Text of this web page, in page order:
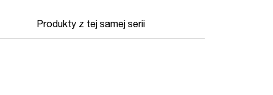
Produkty z tej samej serii